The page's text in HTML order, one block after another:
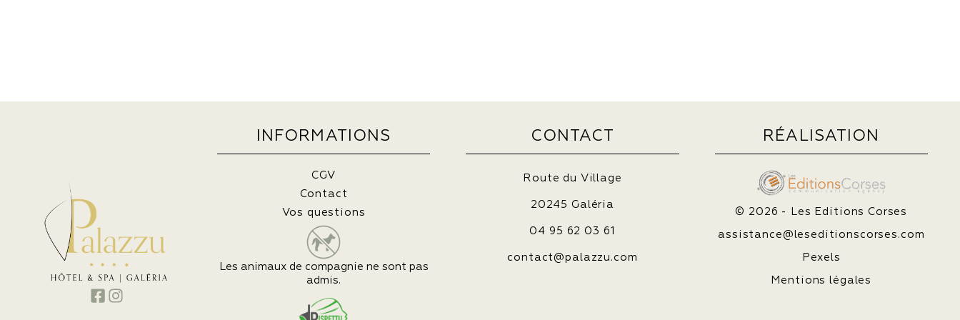
INFORMATIONS
CGV
Contact
Vos questions
Les animaux de compagnie ne sont pas
admis.
CONTACT
Route du Village
20245 Galéria
04 95 62 03 61
contact@palazzu.com
RÉALISATION
© 2026 - Les Editions Corses
assistance@leseditionscorses.com
Pexels
Mentions légales